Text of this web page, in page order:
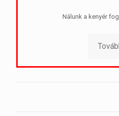
Nálunk a kenyér